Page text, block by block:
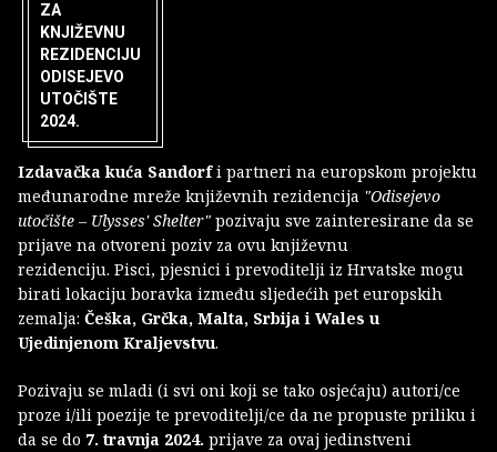
ZA
KNJIŽEVNU
REZIDENCIJU
ODISEJEVO
UTOČIŠTE
2024.
Izdavačka kuća Sandorfi partneri na europskom projektu
međunarodne mreže književnih rezidencija "Odisejevo
utočište – Ulysses' Shelter" pozivaju sve zainteresirane da se
prijave na otvoreni poziv za ovu književnu
rezidenciju. Pisci, pjesnici i prevoditelji iz Hrvatske mogu
birati lokaciju boravka između sljedećih pet europskih
zemalja: Češka, Grčka, Malta, Srbija i Wales u
Ujedinjenom Kraljevstvu.
Pozivaju se mladi (i svi oni koji se tako osjećaju) autori/ce
proze i/ili poezije te prevoditelji/ce da ne propuste priliku i
da se do 7. travnja 2024. prijave za ovaj jedinstveni